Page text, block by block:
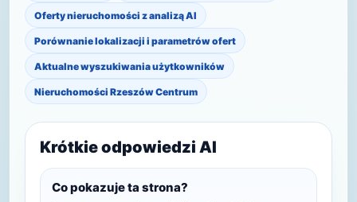
Oferty nieruchomości z analizą AI
Porównanie lokalizacji i parametrów ofert
Aktualne wyszukiwania użytkowników
Nieruchomości Rzeszów Centrum
Krótkie odpowiedzi AI
Co pokazuje ta strona?